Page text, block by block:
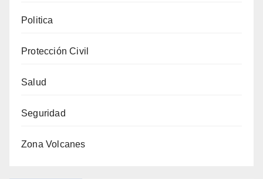
Politica
Protección Civil
Salud
Seguridad
Zona Volcanes